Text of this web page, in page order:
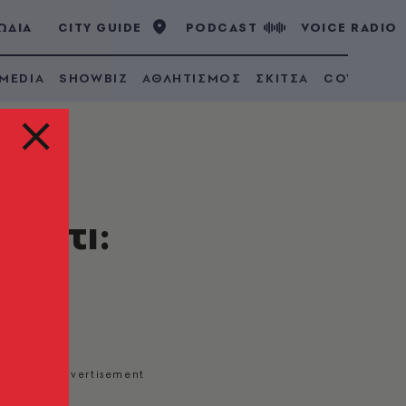
CITY GUIDE PODCAST VOICE RADIO
SHOWBIZ ΑΘΛΗΤΙΣΜΟΣ ΣΚΙΤΣΑ COVID 19